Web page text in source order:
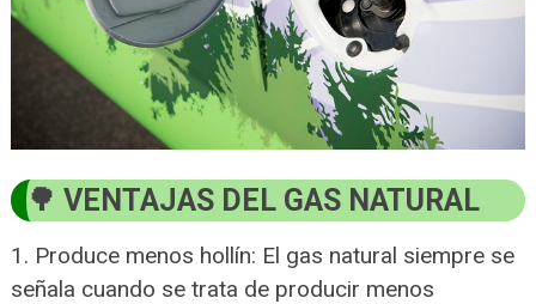
VENTAJAS DEL GAS NATURAL
1. Produce menos hollín: El gas natural siempre se
señala cuando se trata de producir menos